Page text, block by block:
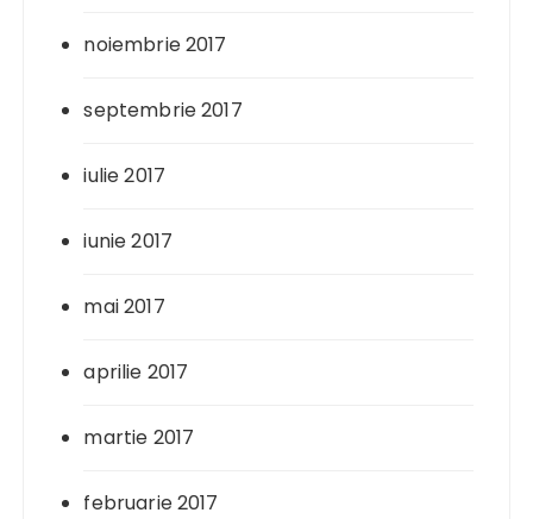
noiembrie 2017
septembrie 2017
iulie 2017
iunie 2017
mai 2017
aprilie 2017
martie 2017
februarie 2017